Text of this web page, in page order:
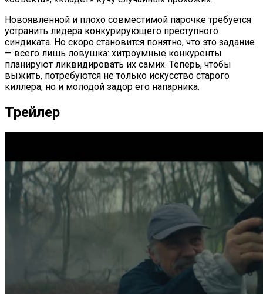
Новоявленной и плохо совместимой парочке требуется
устранить лидера конкурирующего преступного
синдиката. Но скоро становится понятно, что это задание
— всего лишь ловушка: хитроумные конкуренты
планируют ликвидировать их самих. Теперь, чтобы
выжить, потребуются не только искусство старого
киллера, но и молодой задор его напарника.
Трейлер